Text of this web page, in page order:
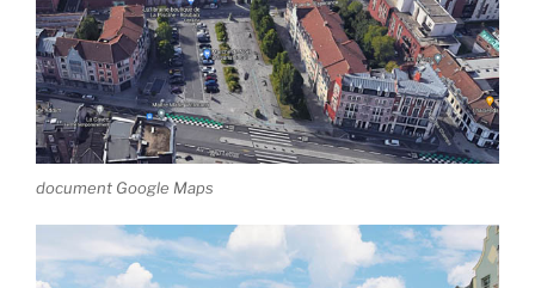
document Google Maps